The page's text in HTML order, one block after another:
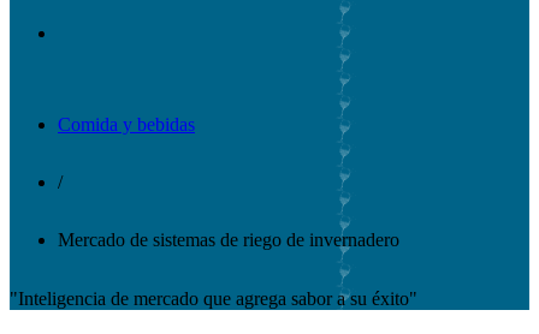
Comida y bebidas
/
Mercado de sistemas de riego de invernadero
"Inteligencia de mercado que agrega sabor a su éxito"